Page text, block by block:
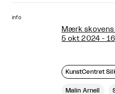
info
Mærk skovens
5 okt 2024 -
KunstCentret
Malin Arnell